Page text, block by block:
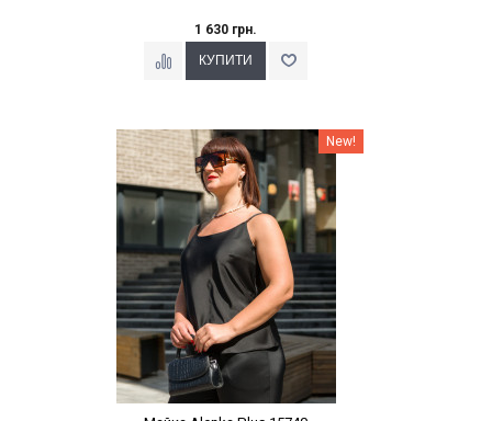
1 630 грн.
Наклейки Варіант з % New!